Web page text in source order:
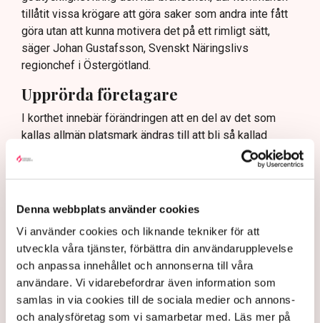
Denna webbplats använder cookies
Vi använder cookies och liknande tekniker för att
utveckla våra tjänster, förbättra din användarupplevelse
och anpassa innehållet och annonserna till våra
användare. Vi vidarebefordrar även information som
samlas in via cookies till de sociala medier och annons-
och analysföretag som vi samarbetar med. Läs mer på
tillåtit vissa krögare att göra saker som andra inte fått
göra utan att kunna motivera det på ett rimligt sätt,
säger Johan Gustafsson, Svenskt Näringslivs
regionchef i Östergötland.
Upprörda företagare
I korthet innebär förändringen att en del av det som
kallas allmän platsmark ändras till att bli så kallad
kvartersmark. Allmän platsmark är till för allmänheten
inte ha alltför omfattande konstruktioner som väggar
– Det har funnits konstruktioner runt uteserveringarna
som inte varit öppna och sådana är inte tillåtna på
offentlig mark. Därför görs förändringarna, säger Maria
Egebäck, enhetschef på driftstöd och service i
Norrköping.